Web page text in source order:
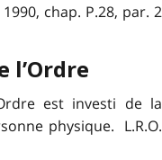
chap. P.28, par. 2
l’Ordre
est investi de la
physique. L.R.O.